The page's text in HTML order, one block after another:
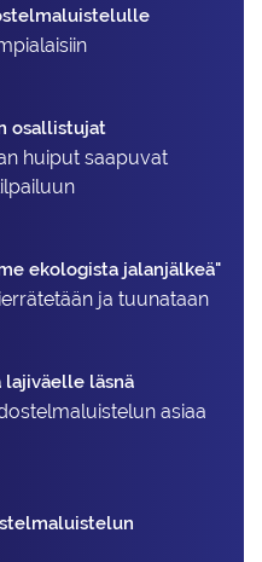
osallistujat
huiput saapuvat
ekologista jalanjälkeä"
ja tuunataan
läsnä
asiaa